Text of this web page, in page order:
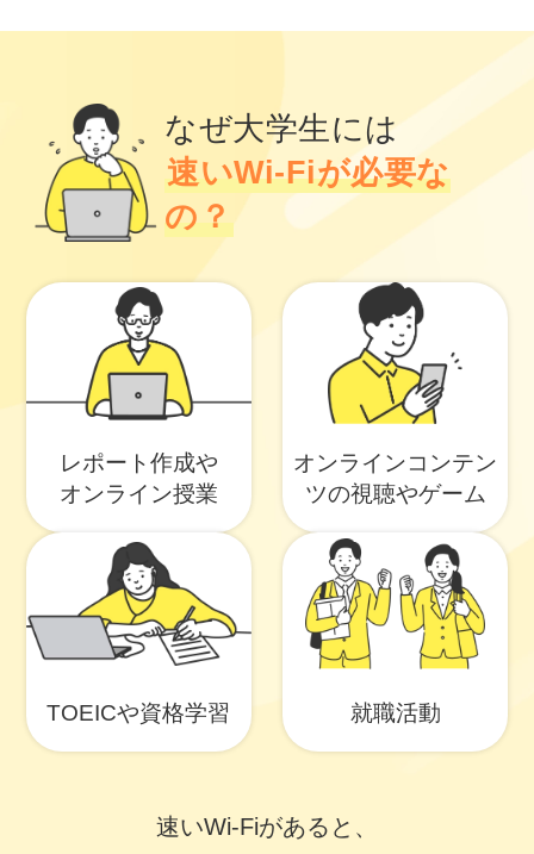
なぜ大学生には
速いWi-Fiが必要な
の？
レポート作成や
オンライン授業
オンラインコンテン
ツの視聴やゲーム
TOEICや資格学習 就職活動
速いWi-Fiがあると、